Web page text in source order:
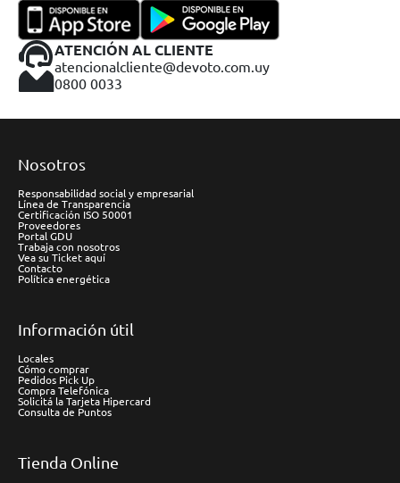
ATENCIÓN AL CLIENTE
atencionalcliente@devoto.com.uy
0800 0033
Nosotros
Responsabilidad social y empresarial
Línea de Transparencia
Certificación ISO 50001
Proveedores
Portal GDU
Trabaja con nosotros
Vea su Ticket aquí
Contacto
Política energética
Información útil
Locales
Cómo comprar
Pedidos Pick Up
Compra Telefónica
Solicitá la Tarjeta Hipercard
Consulta de Puntos
Tienda Online